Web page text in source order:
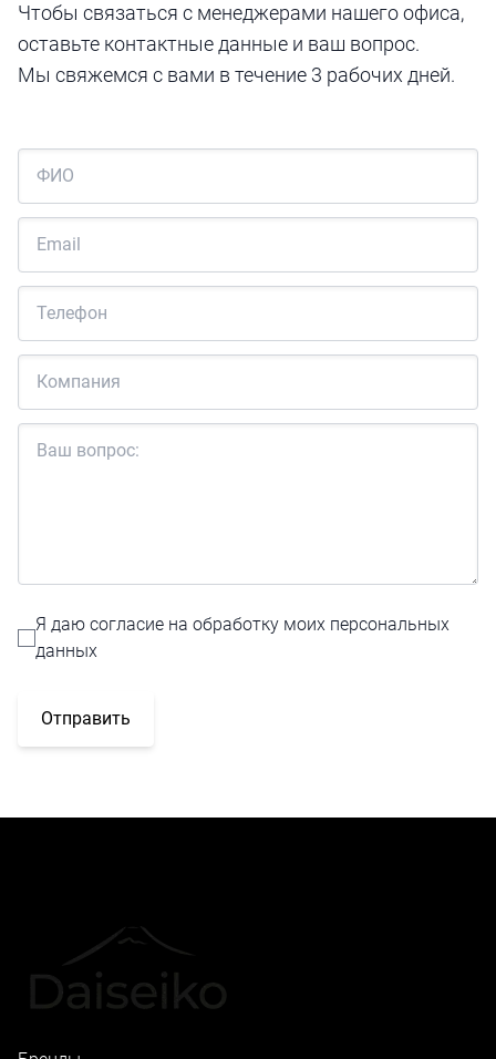
Чтобы связаться с менеджерами нашего офиса,
оставьте контактные данные и ваш вопрос.
Мы свяжемся с вами в течение 3 рабочих дней.
Я даю согласие на обработку моих персональных
данных
Отправить